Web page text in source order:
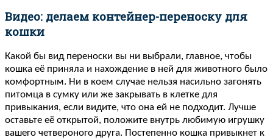
Видео: делаем контейнер-переноску для
кошки
Какой бы вид переноски вы ни выбрали, главное, чтобы
кошка её приняла и нахождение в ней для животного было
комфортным. Ни в коем случае нельзя насильно загонять
питомца в сумку или же закрывать в клетке для
привыкания, если видите, что она ей не подходит. Лучше
оставьте её открытой, положите внутрь любимую игрушку
вашего четвероного друга. Постепенно кошка привыкнет к